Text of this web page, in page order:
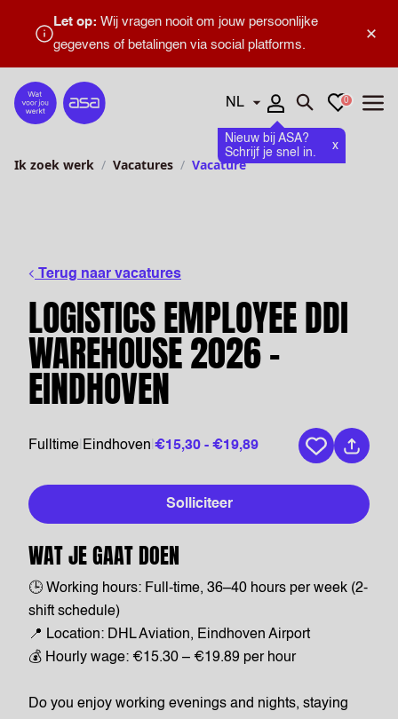
×
Let op: Wij vragen nooit om jouw persoonlijke
gegevens of betalingen via social platforms.
Home
Talen
Nieuw bij ASA?
Schrijf je snel in.
x
Zoeken openen
Favorieten
0
Ik zoek werk Vacatures Vacature
Terug naar vacatures
LOGISTICS EMPLOYEE DDI
WAREHOUSE 2026 –
EINDHOVEN
Fulltime Eindhoven €15,30 - €19,89
Bewaar
Solliciteer
WAT JE GAAT DOEN
🕒 Working hours: Full-time, 36–40 hours per week (2-
shift schedule)
📍 Location: DHL Aviation, Eindhoven Airport
💰 Hourly wage: €15.30 – €19.89 per hour
Do you enjoy working evenings and nights, staying